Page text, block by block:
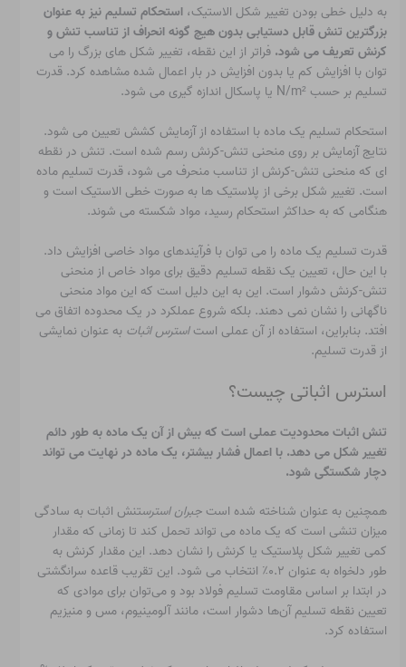
به دلیل خطی بودن تغییر شکل الاستیک،استحکام تسلیم نیز به عنوان
بزرگترین تنش قابل دستیابی بدون هیچ گونه انحراف از تناسب تنش و
کرنش تعریف می شود.فراتر از این نقطه، تغییر شکل های بزرگ را می
توان با افزایش کم یا بدون افزایش در بار اعمال شده مشاهده کرد. قدرت
تسلیم بر حسب N/m² یا پاسکال اندازه گیری می شود.
استحکام تسلیم یک ماده با استفاده از آزمایش کشش تعیین می شود.
نتایج آزمایش بر روی منحنی تنش-کرنش رسم شده است. تنش در نقطه
ای که منحنی تنش-کرنش از تناسب منحرف می شود، قدرت تسلیم ماده
است. تغییر شکل برخی از پلاستیک ها به صورت خطی الاستیک است و
هنگامی که به حداکثر استحکام رسید، مواد شکسته می شوند.
قدرت تسلیم یک ماده را می توان با فرآیندهای مواد خاصی افزایش داد.
با این حال، تعیین یک نقطه تسلیم دقیق برای مواد خاص از منحنی
تنش-کرنش دشوار است. این به این دلیل است که این مواد منحنی
ناگهانی را نشان نمی دهند. بلکه شروع عملکرد در یک محدوده اتفاق می
افتد. بنابراین، استفاده از آن عملی استاسترس اثبات به عنوان نمایشی
از قدرت تسلیم.
استرس اثباتی چیست؟
تنش اثبات محدودیت عملی است که بیش از آن یک ماده به طور دائم
تغییر شکل می دهد. با اعمال فشار بیشتر، یک ماده در نهایت می تواند
دچار شکستگی شود.
همچنین به عنوان شناخته شده استجبران استرستنش اثبات به سادگی
میزان تنشی است که یک ماده می تواند تحمل کند تا زمانی که مقدار
کمی تغییر شکل پلاستیک یا کرنش را نشان دهد. این مقدار کرنش به
طور دلخواه به عنوان ۰.۲٪ انتخاب می شود. این تقریب قاعده سرانگشتی
در ابتدا بر اساس مقاومت تسلیم فولاد بود و می‌توان برای موادی که
تعیین نقطه تسلیم آن‌ها دشوار است، مانند آلومینیوم، مس و منیزیم
استفاده کرد.